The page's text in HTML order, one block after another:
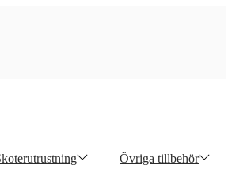
Övriga tillbehör